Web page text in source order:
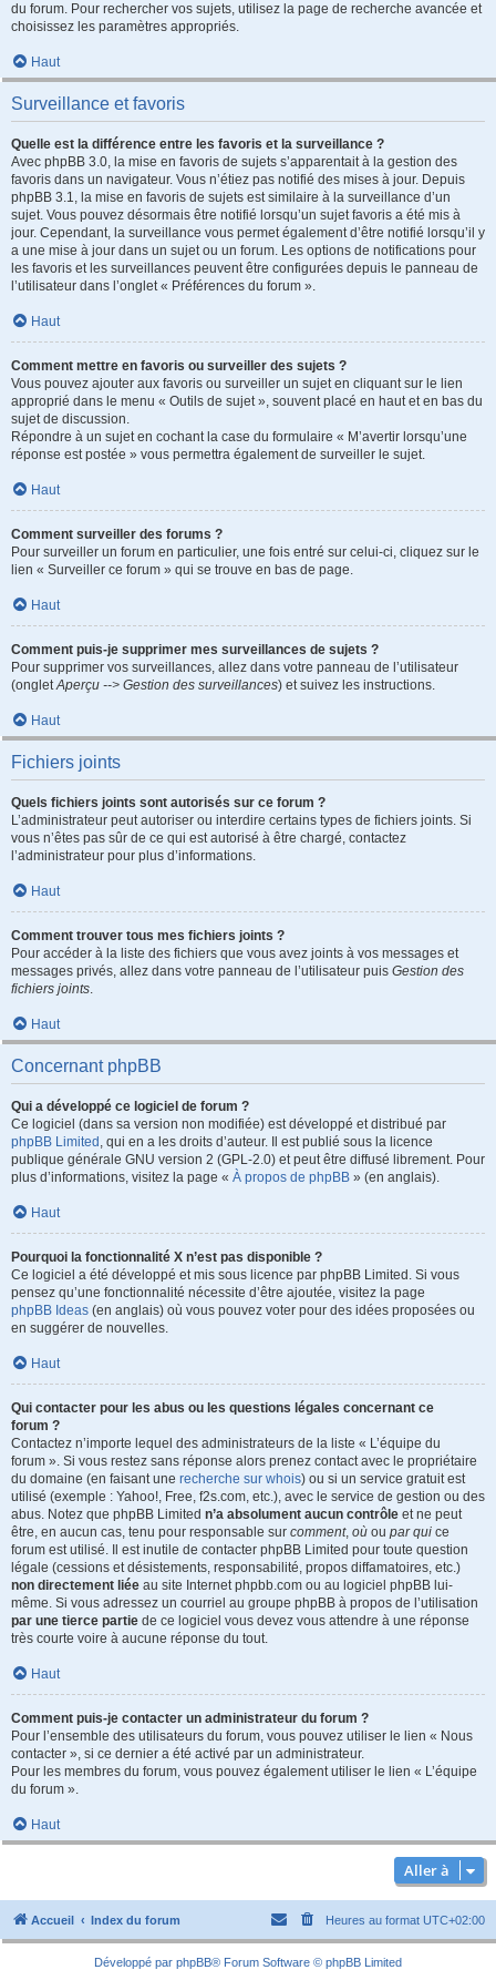
du forum. Pour rechercher vos sujets, utilisez la page de recherche avancée et
choisissez les paramètres appropriés.
Haut
Surveillance et favoris
Quelle est la différence entre les favoris et la surveillance ?
Avec phpBB 3.0, la mise en favoris de sujets s’apparentait à la gestion des
favoris dans un navigateur. Vous n’étiez pas notifié des mises à jour. Depuis
phpBB 3.1, la mise en favoris de sujets est similaire à la surveillance d’un
sujet. Vous pouvez désormais être notifié lorsqu’un sujet favoris a été mis à
jour. Cependant, la surveillance vous permet également d’être notifié lorsqu’il y
a une mise à jour dans un sujet ou un forum. Les options de notifications pour
les favoris et les surveillances peuvent être configurées depuis le panneau de
l’utilisateur dans l’onglet « Préférences du forum ».
Haut
Comment mettre en favoris ou surveiller des sujets ?
Vous pouvez ajouter aux favoris ou surveiller un sujet en cliquant sur le lien
approprié dans le menu « Outils de sujet », souvent placé en haut et en bas du
sujet de discussion.
Répondre à un sujet en cochant la case du formulaire « M’avertir lorsqu’une
réponse est postée » vous permettra également de surveiller le sujet.
Haut
Comment surveiller des forums ?
Pour surveiller un forum en particulier, une fois entré sur celui-ci, cliquez sur le
lien « Surveiller ce forum » qui se trouve en bas de page.
Haut
Comment puis-je supprimer mes surveillances de sujets ?
Pour supprimer vos surveillances, allez dans votre panneau de l’utilisateur
(ongletAperçu --> Gestion des surveillances) et suivez les instructions.
Haut
Fichiers joints
Quels fichiers joints sont autorisés sur ce forum ?
L’administrateur peut autoriser ou interdire certains types de fichiers joints. Si
vous n’êtes pas sûr de ce qui est autorisé à être chargé, contactez
l’administrateur pour plus d’informations.
Haut
Comment trouver tous mes fichiers joints ?
Pour accéder à la liste des fichiers que vous avez joints à vos messages et
messages privés, allez dans votre panneau de l’utilisateur puis Gestion des
fichiers joints.
Haut
Concernant phpBB
Qui a développé ce logiciel de forum ?
Ce logiciel (dans sa version non modifiée) est développé et distribué par
phpBB Limited , qui en a les droits d’auteur. Il est publié sous la licence
publique générale GNU version 2 (GPL-2.0) et peut être diffusé librement. Pour
plus d’informations, visitez la page « À propos de phpBB » (en anglais).
Haut
Pourquoi la fonctionnalité X n’est pas disponible ?
Ce logiciel a été développé et mis sous licence par phpBB Limited. Si vous
pensez qu’une fonctionnalité nécessite d’être ajoutée, visitez la page
phpBB Ideas (en anglais) où vous pouvez voter pour des idées proposées ou
en suggérer de nouvelles.
Haut
Qui contacter pour les abus ou les questions légales concernant ce
forum ?
Contactez n’importe lequel des administrateurs de la liste « L’équipe du
forum ». Si vous restez sans réponse alors prenez contact avec le propriétaire
du domaine (en faisant une recherche sur whois) ou si un service gratuit est
utilisé (exemple : Yahoo!, Free, f2s.com, etc.), avec le service de gestion ou des
abus. Notez que phpBB Limited n’a absolument aucun contrôle et ne peut
être, en aucun cas, tenu pour responsable sur comment, où ou par qui ce
forum est utilisé. Il est inutile de contacter phpBB Limited pour toute question
légale (cessions et désistements, responsabilité, propos diffamatoires, etc.)
non directement liée au site Internet phpbb.com ou au logiciel phpBB lui-
même. Si vous adressez un courriel au groupe phpBB à propos de l’utilisation
par une tierce partie de ce logiciel vous devez vous attendre à une réponse
très courte voire à aucune réponse du tout.
Haut
Comment puis-je contacter un administrateur du forum ?
Pour l’ensemble des utilisateurs du forum, vous pouvez utiliser le lien « Nous
contacter », si ce dernier a été activé par un administrateur.
Pour les membres du forum, vous pouvez également utiliser le lien « L’équipe
du forum ».
Haut
Aller à
Accueil Index du forum Heures au format UTC+02:00
Développé par phpBB® Forum Software © phpBB Limited